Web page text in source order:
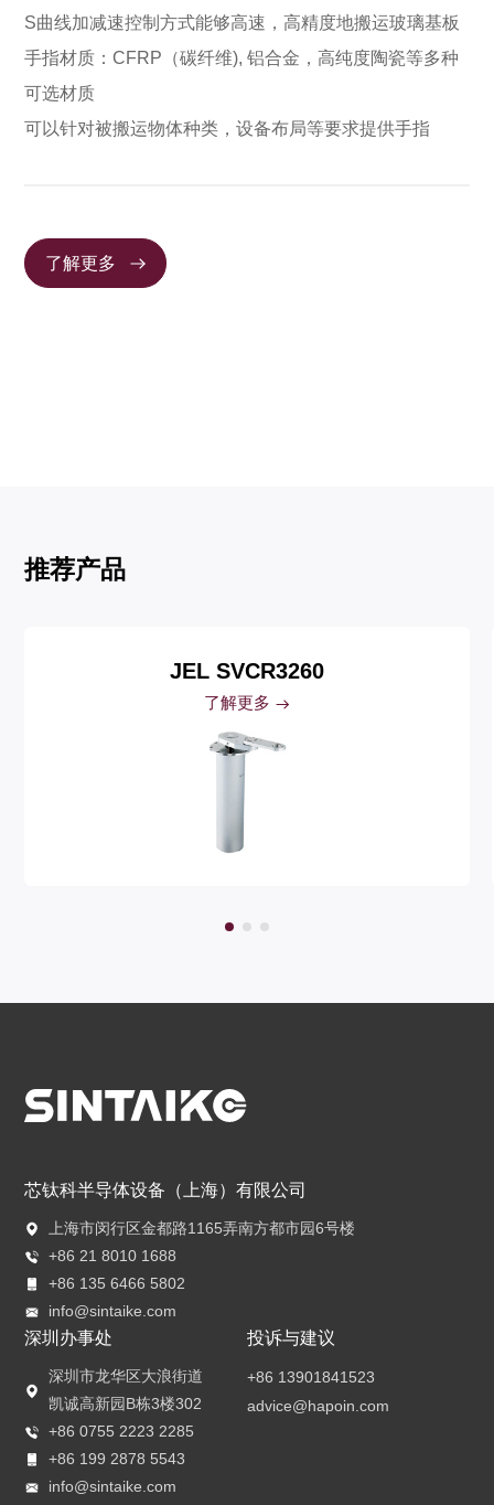
S曲线加减速控制方式能够高速，高精度地搬运玻璃基板
手指材质：CFRP（碳纤维), 铝合金，高纯度陶瓷等多种
可选材质
可以针对被搬运物体种类，设备布局等要求提供手指
了解更多
推荐产品
JEL SVCR3260
了解更多
芯钛科半导体设备（上海）有限公司
上海市闵行区金都路1165弄南方都市园6号楼
+86 21 8010 1688
+86 135 6466 5802
info@sintaike.com
深圳办事处
深圳市龙华区大浪街道
凯诚高新园B栋3楼302
+86 0755 2223 2285
+86 199 2878 5543
info@sintaike.com
投诉与建议
+86 13901841523
advice@hapoin.com